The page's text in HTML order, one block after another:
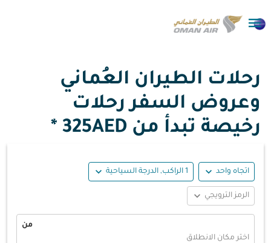

رحلات الطيران العُماني
وعروض السفر رحلات
رخيصة تبدأ من 325AED *
اتجاه واحد expand_more 1 الراكب, الدرجة السياحية expand_more
الرمز الترويجي expand_more
من
اختر مكان الانطلاق